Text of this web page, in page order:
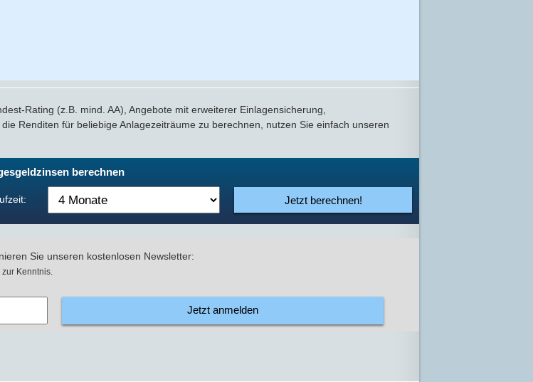
Rating (z.B. mind. AA), Angebote mit erweiterer Einlagensicherung,
Renditen für beliebige Anlagezeiträume zu berechnen, nutzen Sie einfach unseren
berechnen
Jetzt berechnen!
Sie unseren kostenlosen Newsletter:
zur Kenntnis.
Jetzt anmelden